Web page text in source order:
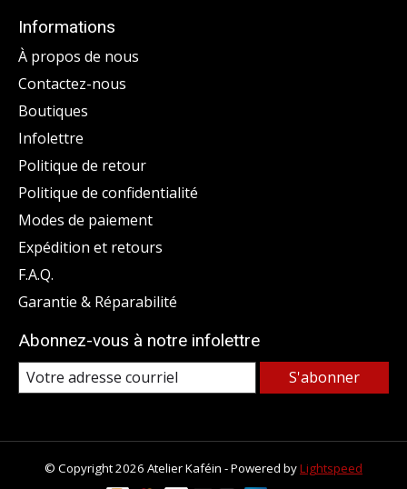
Informations
À propos de nous
Contactez-nous
Boutiques
Infolettre
Politique de retour
Politique de confidentialité
Modes de paiement
Expédition et retours
F.A.Q.
Garantie & Réparabilité
Abonnez-vous à notre infolettre
S'abonner
© Copyright 2026 Atelier Kaféin - Powered byLightspeed